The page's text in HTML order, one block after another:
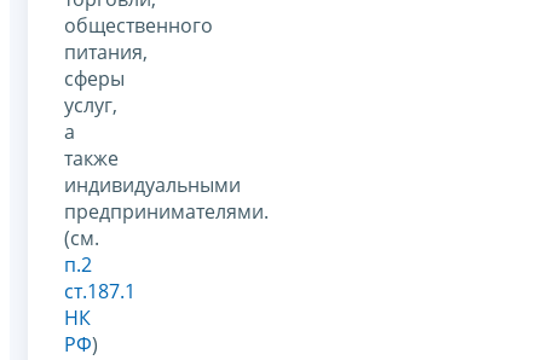
общественного
питания,
сферы
услуг,
а
также
индивидуальными
предпринимателями.
(см.
п.2
ст.187.1
НК
РФ)